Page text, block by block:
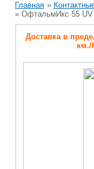
Главная »
» ОфтальмИкс 55 UV
Доставка в
км./